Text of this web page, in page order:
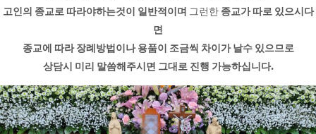
고인의 종교로 따라야하는것이 일반적이며 그런한종교가 따로 있으시다
면
종교에 따라 장례방법이나 용품이 조금씩 차이가 날수 있으므로
상담시 미리 말씀해주시면 그대로 진행 가능하십니다.